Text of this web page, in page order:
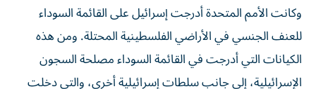
وكانت الأمم المتحدة أدرجت إسرائيل على القائمة السوداء
للعنف الجنسي في الأراضي الفلسطينية المحتلة. ومن هذه
الكيانات التي أدرجت في القائمة السوداء مصلحة السجون
الإسرائيلية، إلى جانب سلطات إسرائيلية أخرى، والتي دخلت